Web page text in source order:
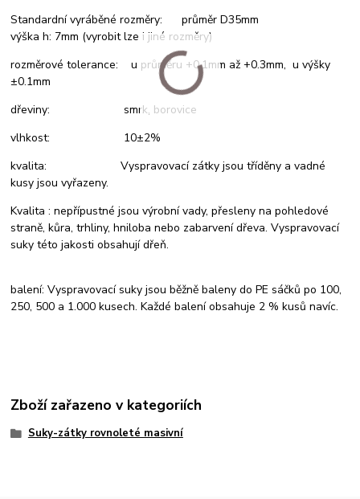
Standardní vyráběné rozměry: průměr D35mm
výška h: 7mm (vyrobit lze i jiné rozměry)
rozměrové tolerance: u průměru +0.1mm až +0.3mm, u výšky
±0.1mm
dřeviny: smrk, borovice
vlhkost: 10±2%
kvalita: Vyspravovací zátky jsou tříděny a vadné
kusy jsou vyřazeny.
Kvalita : nepřípustné jsou výrobní vady, přesleny na pohledové
straně, kůra, trhliny, hniloba nebo zabarvení dřeva. Vyspravovací
suky této jakosti obsahují dřeň.
balení: Vyspravovací suky jsou běžně baleny do PE sáčků po 100,
250, 500 a 1.000 kusech. Každé balení obsahuje 2 % kusů navíc.
Zboží zařazeno v kategoriích
Suky-zátky rovnoleté masivní